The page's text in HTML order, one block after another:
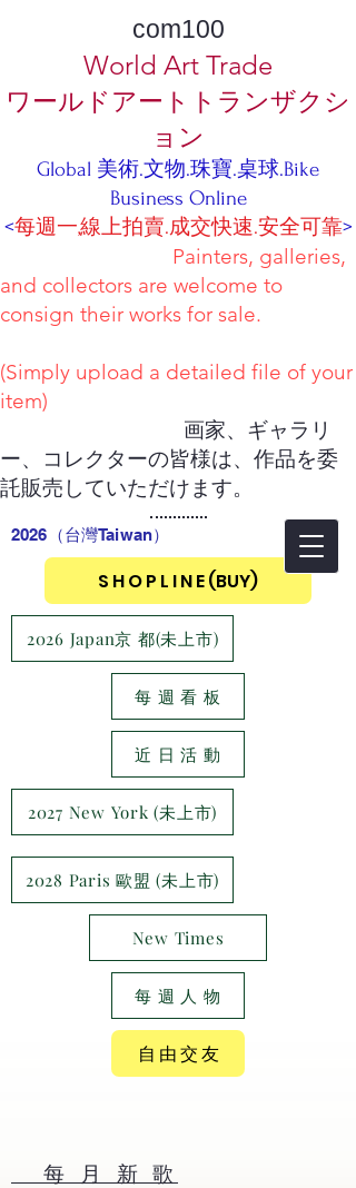
2026（台灣Taiwan）
S H O P L I N E (BUY)
2026 Japan京 都(未上市)
每 週 看 板
近 日 活 動
2027 New York (未上市)
2028 Paris 歐盟 (未上市)
New Times
每 週 人 物
自 由 交 友
​ 每 月 新 歌
com100
World Art Trade
ワールドアートトランザクシ
ョン
Global 美術.文物.珠寶.桌球.Bike
Business Online
<每週一,線上拍賣.成交快速.安全可靠>
Painters, galleries,
and collectors are welcome to
consign their works for sale.
(Simply upload a detailed file of your
item)
画家、ギャラリ
ー、コレクターの皆様は、作品を委
託販売していただけます。